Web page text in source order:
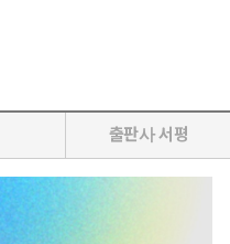
출판사 서평